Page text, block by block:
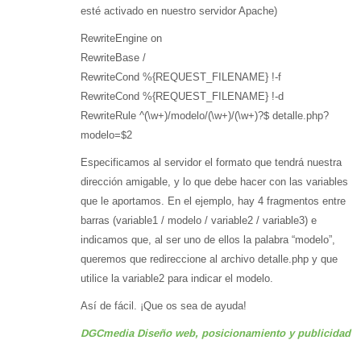
esté activado en nuestro servidor Apache)
RewriteEngine on
RewriteBase /
RewriteCond %{REQUEST_FILENAME} !-f
RewriteCond %{REQUEST_FILENAME} !-d
RewriteRule ^(\w+)/modelo/(\w+)/(\w+)?$ detalle.php?
modelo=$2
Especificamos al servidor el formato que tendrá nuestra
dirección amigable, y lo que debe hacer con las variables
que le aportamos. En el ejemplo, hay 4 fragmentos entre
barras (variable1 / modelo / variable2 / variable3) e
indicamos que, al ser uno de ellos la palabra “modelo”,
queremos que redireccione al archivo detalle.php y que
utilice la variable2 para indicar el modelo.
Así de fácil. ¡Que os sea de ayuda!
DGCmedia Diseño web, posicionamiento y publicidad